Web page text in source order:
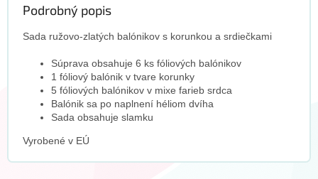
Podrobný popis
Sada ružovo-zlatých balónikov s korunkou a srdiečkami
Súprava obsahuje 6 ks fóliových balónikov
1 fóliový balónik v tvare korunky
5 fóliových balónikov v mixe farieb srdca
Balónik sa po naplnení héliom dvíha
Sada obsahuje slamku
Vyrobené v EÚ